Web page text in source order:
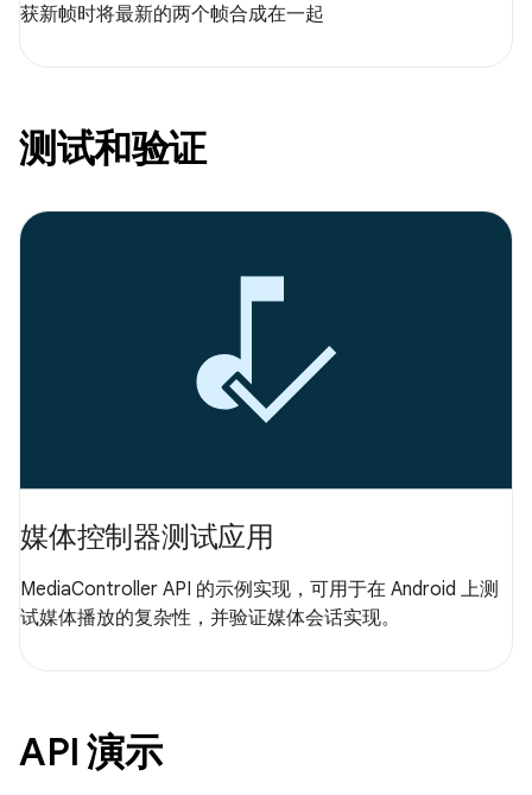
获新帧时将最新的两个帧合成在一起
测试和验证
媒体控制器测试应用
MediaController API 的示例实现，可用于在 Android 上测
试媒体播放的复杂性，并验证媒体会话实现。
API 演示